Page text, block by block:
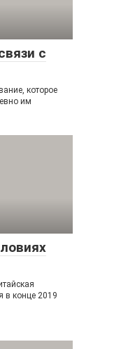
с
которое
им
в конце 2019